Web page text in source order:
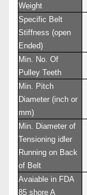
Weight
Specific Belt
Stiffness (open
Ended)
Min. No. Of
Pulley Teeth
Min. Pitch
Diameter (inch or
mm)
Min. Diameter of
Tensioning idler
Running on Back
of Belt
Avaiable in FDA
85 shore A